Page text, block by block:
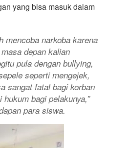
yang bisa masuk dalam
mencoba narkoba karena
depan kalian
pula dengan bullying,
seperti mengejek,
sangat fatal bagi korban
bagi pelakunya,”
para siswa.